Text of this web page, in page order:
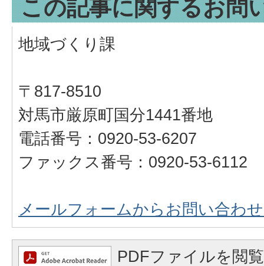
この記事に関するお問
地域づくり課
〒817-8510
対馬市厳原町国分1441番地
電話番号：0920-53-6207
ファックス番号：0920-53-6112
メールフォームからお問い合わ
PDFファイルを閲